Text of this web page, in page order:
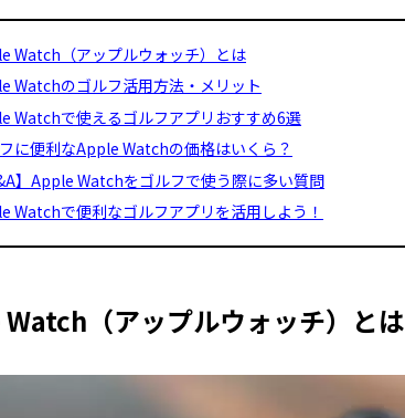
Watch（アップルウォッチ）とは
Watchのゴルフ活用方法・メリット
Watchで使えるゴルフアプリおすすめ6選
に便利なApple Watchの価格はいくら？
】Apple Watchをゴルフで使う際に多い質問
Watchで便利なゴルフアプリを活用しよう！
（アップルウォッチ）とは